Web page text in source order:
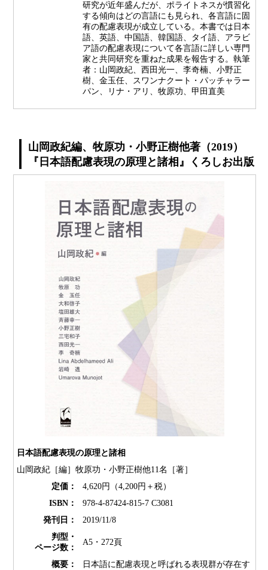
研究が近年盛んだが、ポライトネスが慣習化
する傾向はどの言語にも見られ、各言語に固
有の配慮表現が成立している。本書では日本
語、英語、中国語、韓国語、タイ語、アラビ
ア語の配慮表現について各言語に詳しい専門
家と共同研究を重ねた成果を報告する。執筆
者：山岡政紀、西田光一、李奇楠、小野正
樹、金玉任、スワンナクート・パッチャラー
パン、リナ・アリ、牧原功、甲田直美
山岡政紀編、牧原功・小野正樹他著（2019）
『日本語配慮表現の原理と諸相』くろしお出版
日本語配慮表現の原理と諸相
山岡政紀［編］牧原功・小野正樹他11名［著］
定価：
4,620円（4,200円＋税）
ISBN：
978-4-87424-815-7 C3081
発刊日：
2019/11/8
判型・
ページ数：
A5・272頁
概要：
日本語に配慮表現と呼ばれる表現群が存在す